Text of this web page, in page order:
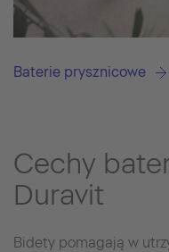
Baterie prysznicowe
Cechy
Duravit
Bidety pomagają w